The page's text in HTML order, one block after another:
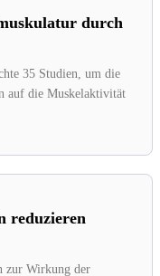
durch
35 Studien, um die
auf die Muskelaktivität
reduzieren
zur Wirkung der